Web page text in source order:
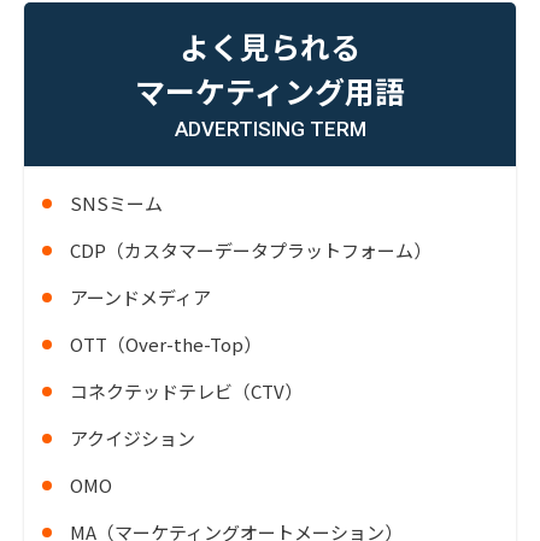
よく見られる
マーケティング用語
ADVERTISING TERM
SNSミーム
CDP（カスタマーデータプラットフォーム）
アーンドメディア
OTT（Over-the-Top）
コネクテッドテレビ（CTV）
アクイジション
OMO
MA（マーケティングオートメーション）